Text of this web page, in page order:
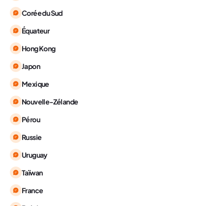
Corée du Sud
Équateur
Hong Kong
Japon
Mexique
Nouvelle-Zélande
Pérou
Russie
Uruguay
Taïwan
France